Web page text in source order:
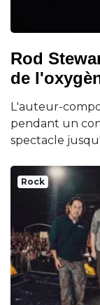
Rod
de
L'auteur-
pendant un
spectacle
Rock